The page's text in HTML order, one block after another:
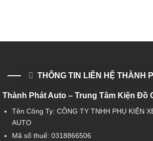
THÔNG TIN LIÊN HỆ THÀNH
Thành Phát Auto – Trung Tâm Kiện Đồ
Tên Công Ty: CÔNG TY TNHH PHỤ KIỆN
AUTO
Mã số thuế: 0318866506